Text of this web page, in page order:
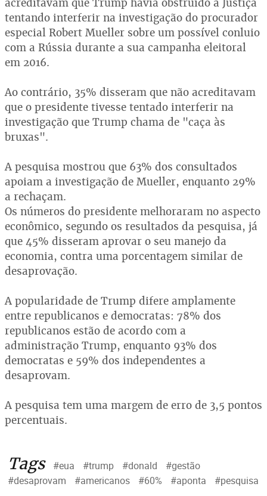
tentando interferir na investigação do procurador
especial Robert Mueller sobre um possível conluio
com a Rússia durante a sua campanha eleitoral
em 2016.
Ao contrário, 35% disseram que não acreditavam
que o presidente tivesse tentado interferir na
investigação que Trump chama de "caça às
bruxas".
A pesquisa mostrou que 63% dos consultados
apoiam a investigação de Mueller, enquanto 29%
a rechaçam.
Os números do presidente melhoraram no aspecto
econômico, segundo os resultados da pesquisa, já
que 45% disseram aprovar o seu manejo da
economia, contra uma porcentagem similar de
desaprovação.
A popularidade de Trump difere amplamente
entre republicanos e democratas: 78% dos
republicanos estão de acordo com a
administração Trump, enquanto 93% dos
democratas e 59% dos independentes a
desaprovam.
A pesquisa tem uma margem de erro de 3,5 pontos
percentuais.
Tags #eua #trump #donald
#gestão
#desaprovam
#americanos #60% #aponta #pesquisa